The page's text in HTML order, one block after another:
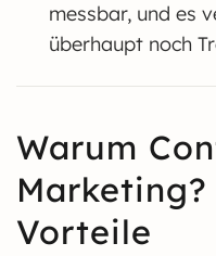
messbar, und es
überhaupt noch
Warum
Vorteile